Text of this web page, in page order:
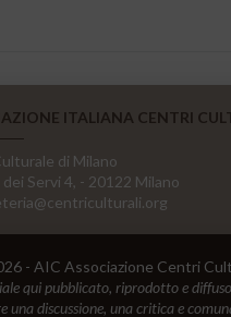
ITALIANA CENTRI
di Milano
Servi 4, - 20122 Milano
- AIC Associazione Centri
qui pubblicato, riprodotto e
una discussione, una critica e